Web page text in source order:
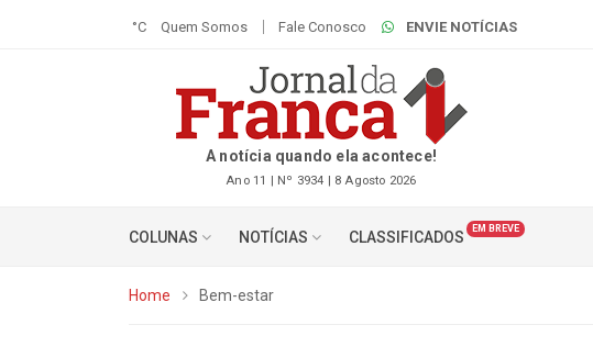
°C Quem Somos Fale Conosco ENVIE NOTÍCIAS
A notícia quando ela acontece!
Ano 11 | Nº 3934 | 8 Agosto 2026
COLUNAS NOTÍCIAS CLASSIFICADOS EM BREVE
Home Bem-estar